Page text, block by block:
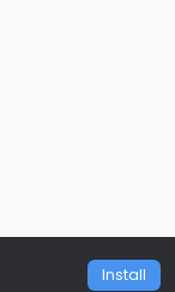
Install